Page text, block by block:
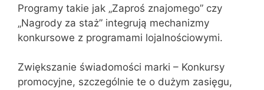
Programy takie jak „Zaproś znajomego” czy
„Nagrody za staż” integrują mechanizmy
konkursowe z programami lojalnościowymi.
Zwiększanie świadomości marki – Konkursy
promocyjne, szczególnie te o dużym zasięgu,